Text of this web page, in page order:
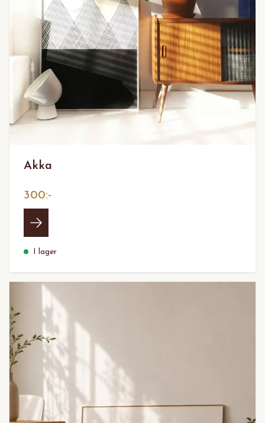
Akka
300:-
I lager